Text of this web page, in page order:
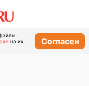
на их
Согласен